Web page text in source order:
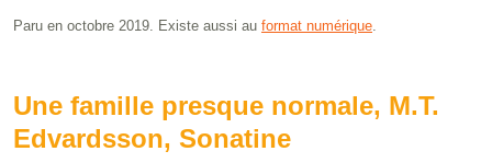
Paru en octobre 2019. Existe aussi au format numérique
Une famille presque normale, M.T.
Edvardsson, Sonatine